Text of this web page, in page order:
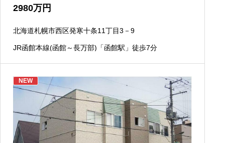
2980万円
北海道札幌市西区発寒十条11丁目3－9
JR函館本線(函館～長万部)「函館駅」徒歩7分
NEW